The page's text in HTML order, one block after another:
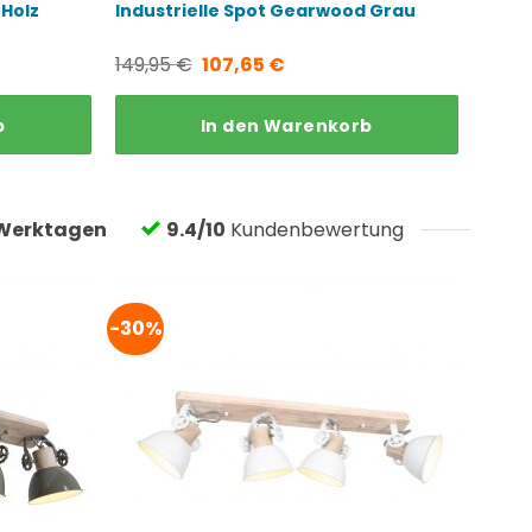
Industrielle Spot Gearwood Grau
149,95€ Ursprünglicher
Preis
war:
107,65 €
Preis
ist:
In den Warenkorb
9.4/10 Kundenbewertung
-30%